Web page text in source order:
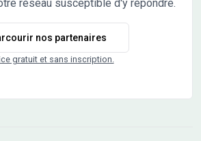
réseau susceptible d'y répondre.
nos partenaires
gratuit et sans inscription.